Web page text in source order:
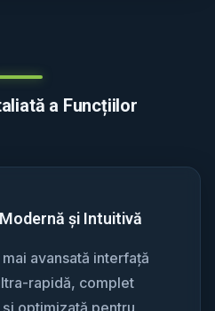
a Funcțiilor
și Intuitivă
avansată interfață
rapidă, complet
optimizată pentru